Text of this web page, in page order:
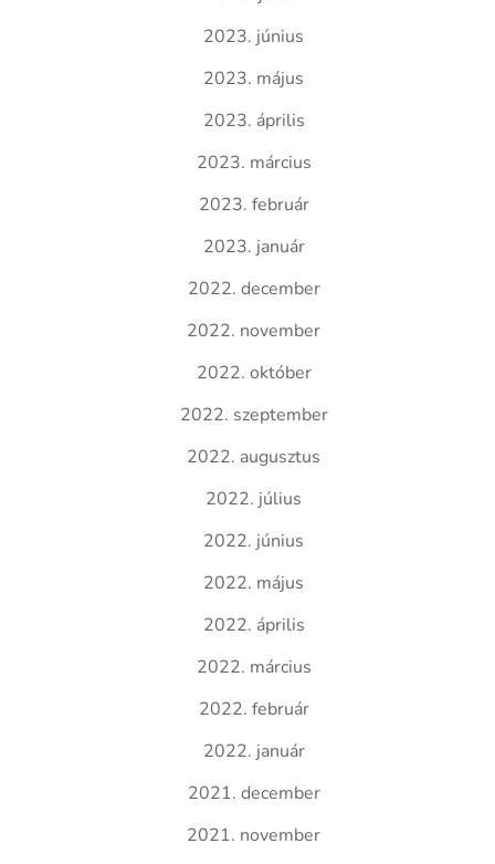
2023. június
2023. május
2023. április
2023. március
2023. február
2023. január
2022. december
2022. november
2022. október
2022. szeptember
2022. augusztus
2022. július
2022. június
2022. május
2022. április
2022. március
2022. február
2022. január
2021. december
2021. november